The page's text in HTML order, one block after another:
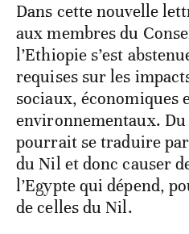
Dans cette nouvelle
aux membres du
l’Ethiopie s’est
requises sur les
sociaux, économiques
environnementaux.
pourrait se traduire
du Nil et donc causer
l’Egypte qui dépend,
de celles du Nil.